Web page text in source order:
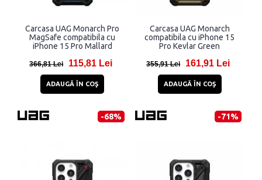
Carcasa UAG Monarch Pro
MagSafe compatibila cu
iPhone 15 Pro Mallard
366,81 Lei 115,81 Lei
ADAUGĂ ÎN COŞ
Carcasa UAG Monarch
compatibila cu iPhone 15
Pro Kevlar Green
355,91 Lei 161,91 Lei
ADAUGĂ ÎN COŞ
-68% -71%